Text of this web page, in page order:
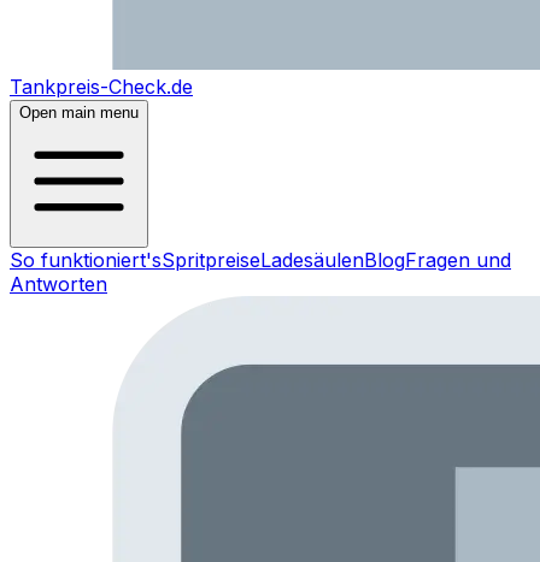
Tankpreis-Check.de
Open main menu
So funktioniert'sSpritpreiseLadesäulenBlogFragen und
Antworten